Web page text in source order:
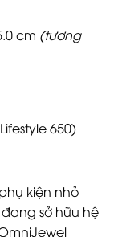
cm (tương
650)
kiện nhỏ
sở hữu hệ